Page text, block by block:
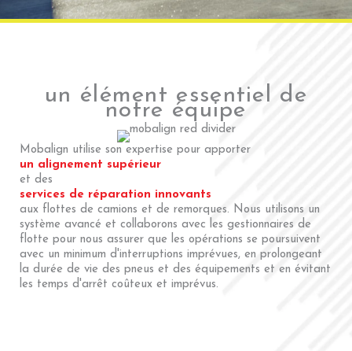
un élément essentiel de
notre équipe
Mobalign utilise son expertise pour apporter
un alignement supérieur
et des
services de réparation innovants
aux flottes de camions et de remorques. Nous utilisons un
système avancé et collaborons avec les gestionnaires de
flotte pour nous assurer que les opérations se poursuivent
avec un minimum d'interruptions imprévues, en prolongeant
la durée de vie des pneus et des équipements et en évitant
les temps d'arrêt coûteux et imprévus.